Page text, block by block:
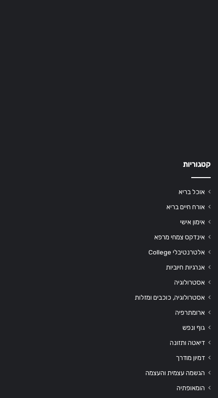
קטגוריות
אוכל בריא
אורח חיים בריא
אימון אישי
אינדקס צמחי מרפא
אלטרנטיבלי College
אנרגיות חיוביות
אסטרולוגיה
אסטרולוגיה, כוכבים ומזלות
ארומתרפיה
גוף ונפש
דיאטה ותזונה
דמיון מודרך
הגשמה עצמית והעצמה
הומאופתיה